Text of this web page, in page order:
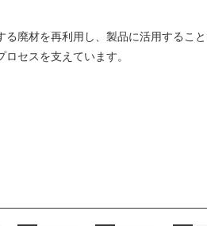
廃材を再利用し、製品に活用するこ
セスを支えています。